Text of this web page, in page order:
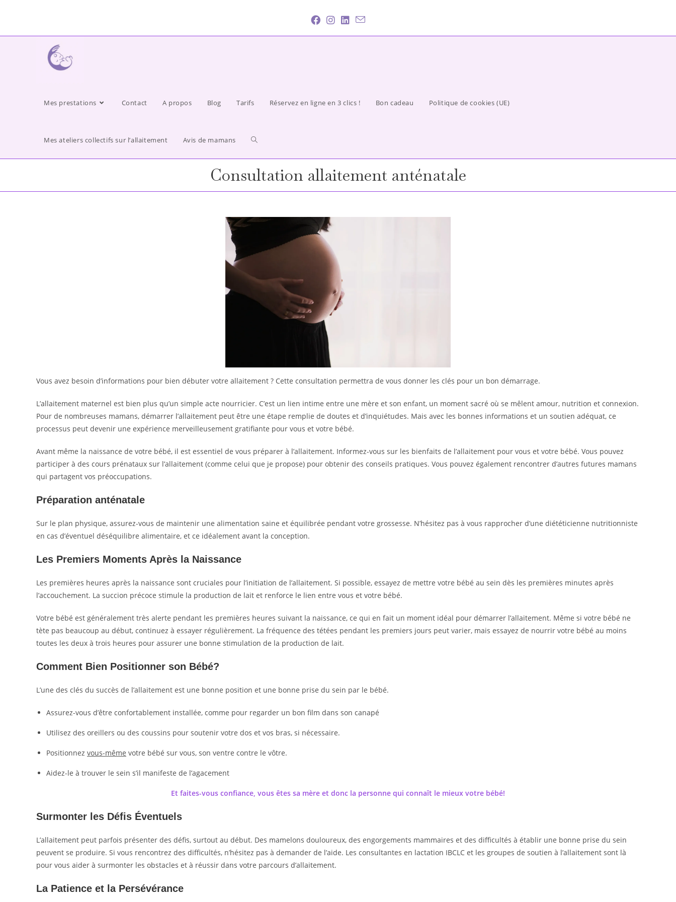
Mes prestations Contact A propos Blog Tarifs Réservez en ligne en 3 clics ! Bon cadeau Politique de cookies (UE)
Mes ateliers collectifs sur l’allaitement Avis de mamans
Consultation allaitement anténatale
Vous avez besoin d’informations pour bien débuter votre allaitement ? Cette consultation permettra de vous donner les clés pour un bon démarrage.
L’allaitement maternel est bien plus qu’un simple acte nourricier. C’est un lien intime entre une mère et son enfant, un moment sacré où se mêlent amour, nutrition et connexion.
Pour de nombreuses mamans, démarrer l’allaitement peut être une étape remplie de doutes et d’inquiétudes. Mais avec les bonnes informations et un soutien adéquat, ce
processus peut devenir une expérience merveilleusement gratifiante pour vous et votre bébé.
Avant même la naissance de votre bébé, il est essentiel de vous préparer à l’allaitement. Informez-vous sur les bienfaits de l’allaitement pour vous et votre bébé. Vous pouvez
participer à des cours prénataux sur l’allaitement (comme celui que je propose) pour obtenir des conseils pratiques. Vous pouvez également rencontrer d’autres futures mamans
qui partagent vos préoccupations.
Préparation anténatale
Sur le plan physique, assurez-vous de maintenir une alimentation saine et équilibrée pendant votre grossesse. N’hésitez pas à vous rapprocher d’une diététicienne nutritionniste
en cas d’éventuel déséquilibre alimentaire, et ce idéalement avant la conception.
Les Premiers Moments Après la Naissance
Les premières heures après la naissance sont cruciales pour l’initiation de l’allaitement. Si possible, essayez de mettre votre bébé au sein dès les premières minutes après
l’accouchement. La succion précoce stimule la production de lait et renforce le lien entre vous et votre bébé.
Votre bébé est généralement très alerte pendant les premières heures suivant la naissance, ce qui en fait un moment idéal pour démarrer l’allaitement. Même si votre bébé ne
tète pas beaucoup au début, continuez à essayer régulièrement. La fréquence des tétées pendant les premiers jours peut varier, mais essayez de nourrir votre bébé au moins
toutes les deux à trois heures pour assurer une bonne stimulation de la production de lait.
Comment Bien Positionner son Bébé?
L’une des clés du succès de l’allaitement est une bonne position et une bonne prise du sein par le bébé.
Assurez-vous d’être confortablement installée, comme pour regarder un bon film dans son canapé
Utilisez des oreillers ou des coussins pour soutenir votre dos et vos bras, si nécessaire.
Positionnez vous-même votre bébé sur vous, son ventre contre le vôtre.
Aidez-le à trouver le sein s’il manifeste de l’agacement
Et faites-vous confiance, vous êtes sa mère et donc la personne qui connaît le mieux votre bébé!
Surmonter les Défis Éventuels
L’allaitement peut parfois présenter des défis, surtout au début. Des mamelons douloureux, des engorgements mammaires et des difficultés à établir une bonne prise du sein
peuvent se produire. Si vous rencontrez des difficultés, n’hésitez pas à demander de l’aide. Les consultantes en lactation IBCLC et les groupes de soutien à l’allaitement sont là
pour vous aider à surmonter les obstacles et à réussir dans votre parcours d’allaitement.
La Patience et la Persévérance